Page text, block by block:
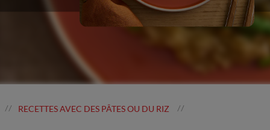
// RECETTES AVEC DES PÂTES OU DU RIZ //